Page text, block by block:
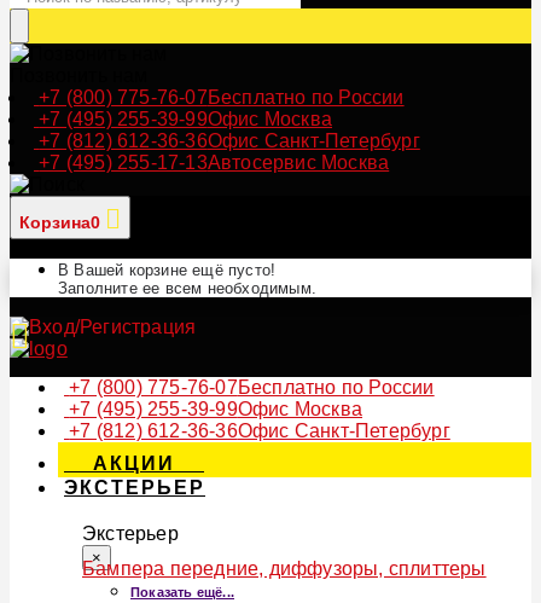
+7 (800) 775-76-07Бесплатно по России
+7 (495) 255-39-99Офис Москва
+7 (812) 612-36-36Офис Санкт-Петербург
+7 (495) 255-17-13Автосервис Москва
Корзина0
В Вашей корзине ещё пусто!
Заполните ее всем необходимым.
+7 (800) 775-76-07Бесплатно по России
+7 (495) 255-39-99Офис Москва
+7 (812) 612-36-36Офис Санкт-Петербург
АКЦИИ
ЭКСТЕРЬЕР
Экстерьер
×
Бампера передние, диффузоры, сплиттеры
Показать ещё...